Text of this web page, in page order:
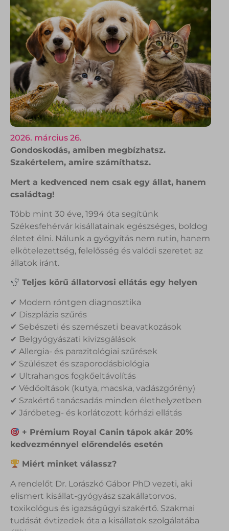
2026. március 26.
Gondoskodás, amiben megbízhatsz.
Szakértelem, amire számíthatsz.
Mert a kedvenced nem csak egy állat, hanem
családtag!
Több mint 30 éve, 1994 óta segítünk
Székesfehérvár kisállatainak egészséges, boldog
életet élni. Nálunk a gyógyítás nem rutin, hanem
elkötelezettség, felelősség és valódi szeretet az
állatok iránt.
Teljes körű állatorvosi ellátás egy helyen
✔ Modern röntgen diagnosztika
✔ Diszplázia szűrés
✔ Sebészeti és szemészeti beavatkozások
✔ Belgyógyászati kivizsgálások
✔ Allergia- és parazitológiai szűrések
✔ Szülészet és szaporodásbiológia
✔ Ultrahangos fogkőeltávolítás
✔ Védőoltások (kutya, macska, vadászgörény)
✔ Szakértő tanácsadás minden élethelyzetben
✔ Járóbeteg- és korlátozott kórházi ellátás
+ Prémium Royal Canin tápok akár 20%
kedvezménnyel előrendelés esetén
Miért minket válassz?
A rendelőt Dr. Lorászkó Gábor PhD vezeti, aki
elismert kisállat-gyógyász szakállatorvos,
toxikológus és igazságügyi szakértő. Szakmai
tudását évtizedek óta a kisállatok szolgálatába